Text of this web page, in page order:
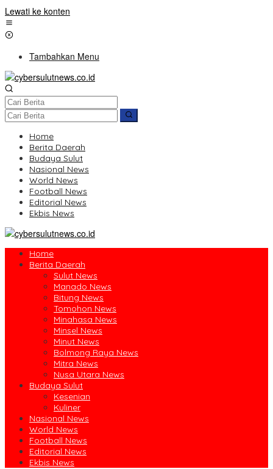
Lewati ke konten
Tambahkan Menu
Home
Berita Daerah
Budaya Sulut
Nasional News
World News
Football News
Editorial News
Ekbis News
Home
Berita Daerah
Sulut News
Manado News
Bitung News
Tomohon News
Minahasa News
Minsel News
Minut News
Bolmong Raya News
Mitra News
Nusa Utara News
Budaya Sulut
Kesenian
Kuliner
Nasional News
World News
Football News
Editorial News
Ekbis News